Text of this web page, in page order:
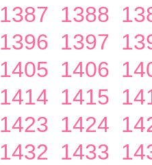
1387 1388
1396 1397
1405 1406
1414 1415
1423 1424
1432 1433